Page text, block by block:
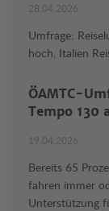
28.04.2026
Umfrage:
hoch, Italien
ÖAMTC-
Tempo 130
19.04.2026
Bereits 65
fahren immer
Unterstützung